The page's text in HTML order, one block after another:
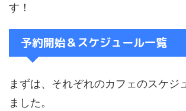
す！
予約開始＆スケジュール一覧
まずは、それぞれのカフェのスケジ
ました。